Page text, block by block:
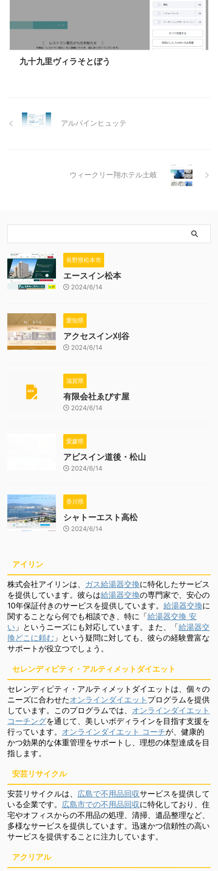
九十九里ヴィラそとぼう
アルパインヒュッテ
ウィークリー翔ホテル土岐
長野県松本市
エースイン松本
2024/6/14
愛知県
アクセスイン刈谷
2024/6/14
滋賀県
有限会社ゑびす屋
2024/6/14
愛媛県
アビスイン道後・松山
2024/6/14
香川県
シャトーエスト高松
2024/6/14
アイリン
株式会社アイリンは、 ガス給湯器交換に特化したサービス
を提供しています。彼らは給湯器交換の専門家で、安心の
10年保証付きのサービスを提供しています。 給湯器交換に
関することなら何でも相談でき、特に「給湯器交換 安
い 」というニーズにも対応しています。また、「給湯器交
換どこに頼む 」という疑問に対しても、彼らの経験豊富な
サポートが役立つでしょう。
セレンディピティ・アルティメットダイエット
セレンディピティ・アルティメットダイエットは、個々の
ニーズに合わせたオンラインダイエット プログラムを提供
しています。このプログラムでは、 オンラインダイエット
コーチングを通じて、美しいボディラインを目指す支援を
行っています。 オンラインダイエット コーチが、健康的
かつ効果的な体重管理をサポートし、理想の体型達成を目
指します。
安芸リサイクル
安芸リサイクルは、 広島で不用品回収サービスを提供して
いる企業です。 広島市での不用品回収に特化しており、住
宅やオフィスからの不用品の処理、清掃、遺品整理など、
多様なサービスを提供しています。迅速かつ信頼性の高い
サービスを提供することに注力しています。
アクリアル